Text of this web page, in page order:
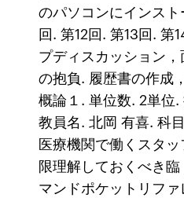
のパソコンにインスト
回. 第12回. 第13回. 第
プディスカッション
の抱負. 履歴書の作成
概論１. 単位数. 2単位
教員名. 北岡 有喜. 科
医療機関で働くスタ
限理解しておくべき
マンドポケットリフ